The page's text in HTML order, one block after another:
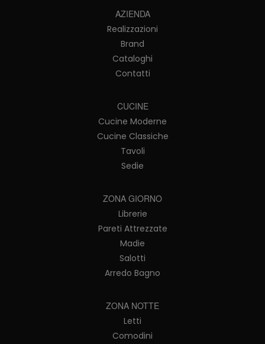
AZIENDA
Realizzazioni
Brand
Cataloghi
Contatti
CUCINE
Cucine Moderne
Cucine Classiche
Tavoli
Sedie
ZONA GIORNO
Librerie
Pareti Attrezzate
Madie
Salotti
Arredo Bagno
ZONA NOTTE
Letti
Comodini